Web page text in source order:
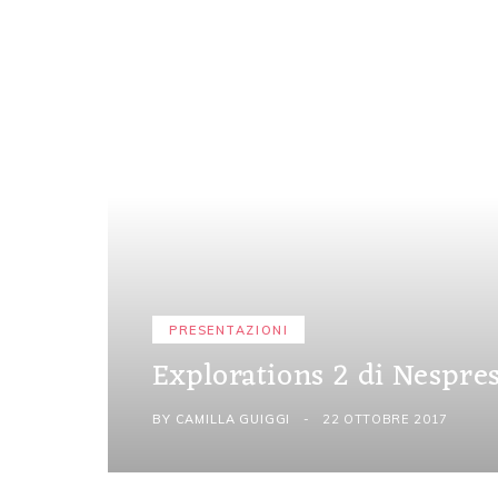
PRESENTAZIONI
Explorations 2 di
BY CAMILLA GUIGGI 22 OTTOBRE 2017